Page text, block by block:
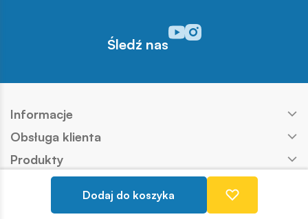
Dodaj do koszyka
Śledź nas
Odwiedź nasz profil w
Odwiedź nasz profil w
Informacje
Obsługa klienta
Produkty
Kontakt